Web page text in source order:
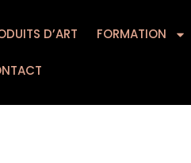
D’ART FORMATION
CONTACT